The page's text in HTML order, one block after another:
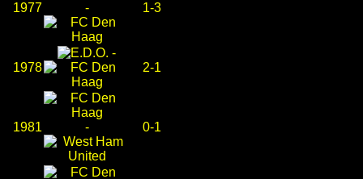
1977 - 1-3
1978
-
2-1
1981 - 0-1